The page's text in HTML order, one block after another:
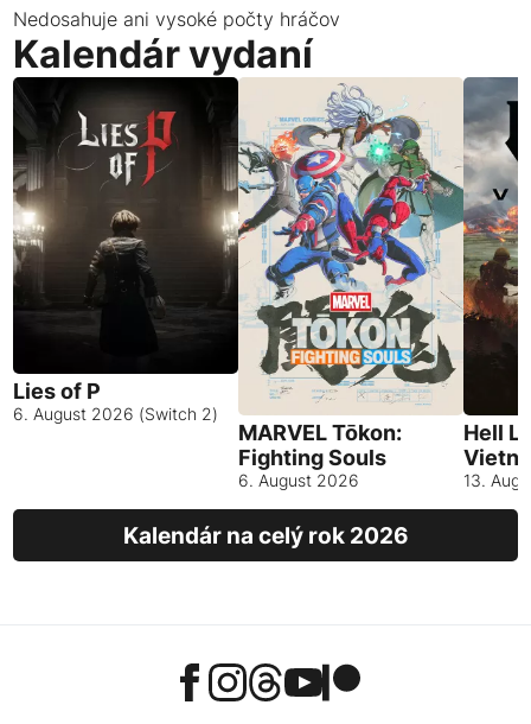
Nedosahuje ani vysoké počty hráčov
Kalendár vydaní
Lies of P
6. August 2026 (Switch 2)
MARVEL Tōkon:
Fighting Souls
6. August 2026
Hell
13.
Kalendár na celý rok 2026